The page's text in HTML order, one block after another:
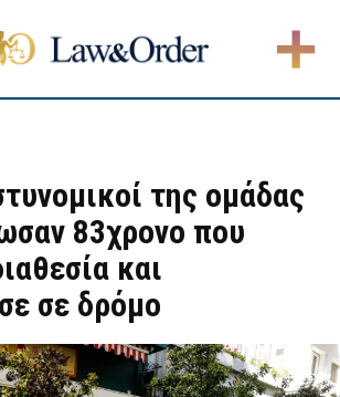
της ομάδας
83χρονο που
και
σε δρόμο